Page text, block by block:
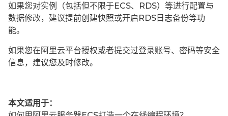
如果您对实例（包括但不限于ECS、RDS）等进行配置与
数据修改，建议提前创建快照或开启RDS日志备份等功
能。
如果您在阿里云平台授权或者提交过登录账号、密码等安全
信息，建议您及时修改。
本文适用于：